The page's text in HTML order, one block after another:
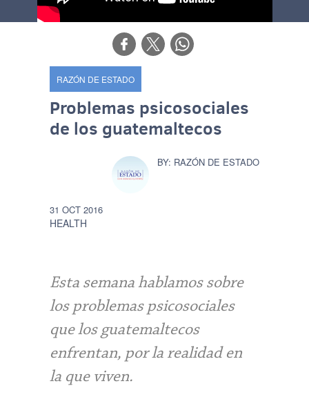
RAZÓN DE ESTADO
Problemas psicosociales
de los guatemaltecos
HEALTH
RAZÓN DE ESTADO
31 OCT 2016
Esta semana hablamos sobre
los problemas psicosociales
que los guatemaltecos
enfrentan, por la realidad en
la que viven.